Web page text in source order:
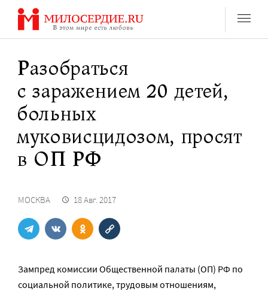
Перейти
содержанию
Разобраться
с заражением 20 детей,
больных
муковисцидозом, просят
в ОП РФ
МОСКВА 18 Авг. 2017
Зампред комиссии Общественной палаты (ОП) РФ по
социальной политике, трудовым отношениям,